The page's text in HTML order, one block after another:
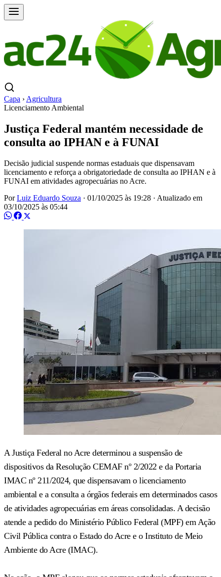
Capa › Agricultura
Licenciamento Ambiental
Justiça Federal mantém necessidade de
consulta ao IPHAN e à FUNAI
Decisão judicial suspende normas estaduais que dispensavam
licenciamento e reforça a obrigatoriedade de consulta ao IPHAN e à
FUNAI em atividades agropecuárias no Acre.
PorLuiz Eduardo Souza · 01/10/2025 às 19:28 · Atualizado em
03/10/2025 às 05:44
A Justiça Federal no Acre determinou a suspensão de
dispositivos da Resolução CEMAF nº 2/2022 e da Portaria
IMAC nº 211/2024, que dispensavam o licenciamento
ambiental e a consulta a órgãos federais em determinados casos
de atividades agropecuárias em áreas consolidadas. A decisão
atende a pedido do Ministério Público Federal (MPF) em Ação
Civil Pública contra o Estado do Acre e o Instituto de Meio
Ambiente do Acre (IMAC).